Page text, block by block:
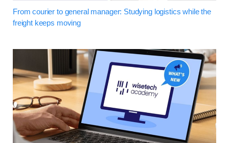
From courier to general manager: Studying logistics while the
freight keeps moving